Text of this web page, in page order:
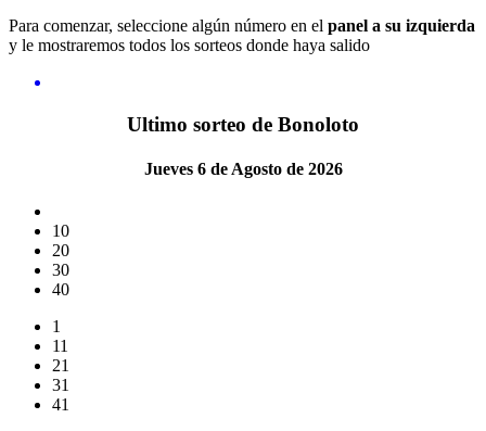
Para comenzar, seleccione algún número en el panel a su izquierda
y le mostraremos todos los sorteos donde haya salido
Ultimo sorteo de Bonoloto
Jueves 6 de Agosto de 2026
10
20
30
40
1
11
21
31
41